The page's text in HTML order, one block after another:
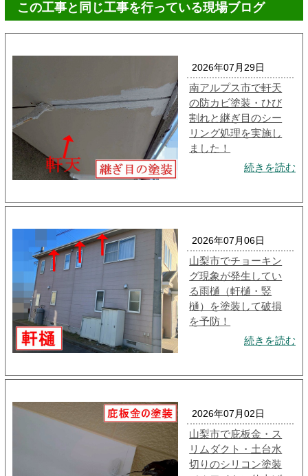
この工事と同じ工事を行っている現場ブログ
2026年07月29日
南アルプス市で軒天
の防カビ塗装・ひび
割れと継ぎ目のシー
リング処理を実施し
ました！
続きを読む
2026年07月06日
山梨市でチョーキン
グ現象が発生してい
る雨樋（軒樋・竪
樋）を塗装して破損
を予防！
続きを読む
2026年07月02日
山梨市で庇板金・ス
リムダクト・土台水
切りのシリコン塗装